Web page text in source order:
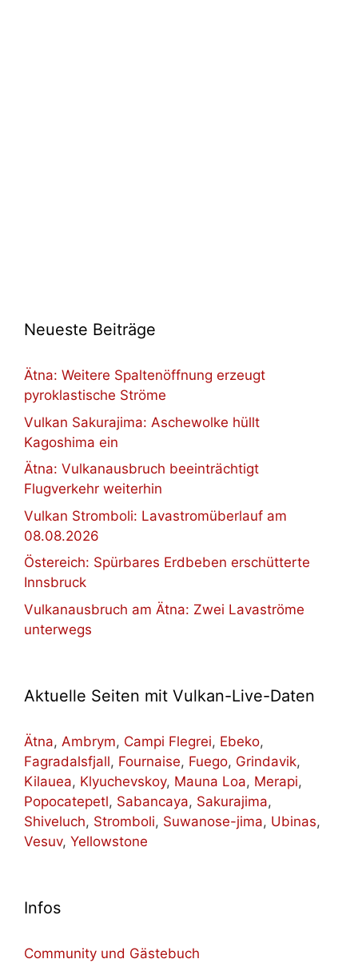
Neueste Beiträge
Ätna: Weitere Spaltenöffnung erzeugt
pyroklastische Ströme
Vulkan Sakurajima: Aschewolke hüllt
Kagoshima ein
Ätna: Vulkanausbruch beeinträchtigt
Flugverkehr weiterhin
Vulkan Stromboli: Lavastromüberlauf am
08.08.2026
Östereich: Spürbares Erdbeben erschütterte
Innsbruck
Vulkanausbruch am Ätna: Zwei Lavaströme
unterwegs
Aktuelle Seiten mit Vulkan-Live-Daten
Ätna, Ambrym, Campi Flegrei, Ebeko,
Fagradalsfjall, Fournaise, Fuego, Grindavik,
Kilauea, Klyuchevskoy, Mauna Loa, Merapi,
Popocatepetl, Sabancaya, Sakurajima,
Shiveluch, Stromboli, Suwanose-jima, Ubinas,
Vesuv, Yellowstone
Infos
Community und Gästebuch